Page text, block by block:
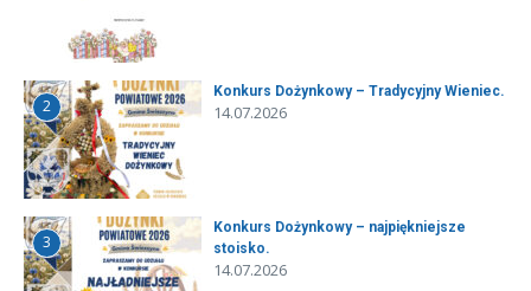
2
Konkurs Dożynkowy – Tradycyjny Wieniec.
14.07.2026
3
Konkurs Dożynkowy – najpiękniejsze
stoisko.
14.07.2026